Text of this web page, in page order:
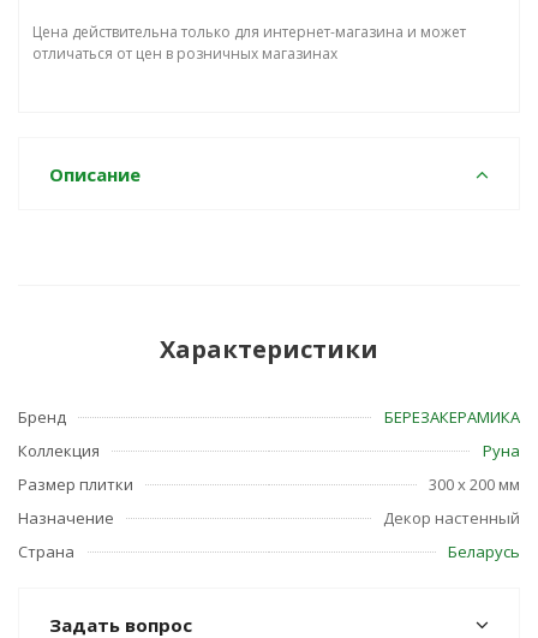
Цена действительна только для интернет-магазина и может
отличаться от цен в розничных магазинах
Описание
Характеристики
Бренд
БЕРЕЗАКЕРАМИКА
Коллекция
Руна
Размер плитки
300 x 200 мм
Назначение
Декор настенный
Страна
Беларусь
Задать вопрос